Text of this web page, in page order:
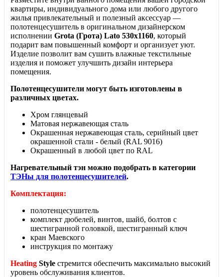
квартиры, индивидуального дома или любого другого
жилья привлекательный и полезный аксессуар —
полотенцесушитель в оригинальном дизайнерском
исполнении Grota (Грота) Lato 530x1160, который
подарит вам повышенный комфорт и организует уют.
Изделие позволит вам сушить влажные текстильные
изделия и поможет улучшить дизайн интерьера
помещения.
Полотенцесушители могут быть изготовлены в
различных цветах.
Хром глянцевый
Матовая нержавеющая сталь
Окрашенная нержавеющая сталь, серийный цвет
окрашенной стали - белый (RAL 9016)
Окрашенный в любой цвет по RAL
Нагревательный тэн можно подобрать в категории
ТЭНы для полотенцесушителей.
Комплектация:
полотенцесушитель
комплект дюбелей, винтов, шайб, болтов с
шестигранной головкой, шестигранный ключ
кран Маевского
инструкция по монтажу
Heating Style стремится обеспечить максимально высокий
уровень обслуживания клиентов.